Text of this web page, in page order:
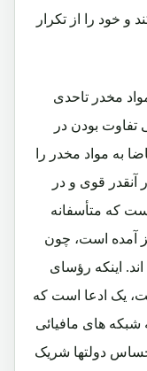
و خود را از تکرار
مخدر تاحدی
بودن در
به مواد مخدر را
مخدر آنقدر قوی و در
که متأسفانه
آمده است، چون
اینکه رؤسای
یک ادعا است که
شبکه های مافیائی
حساس دولتها شریک